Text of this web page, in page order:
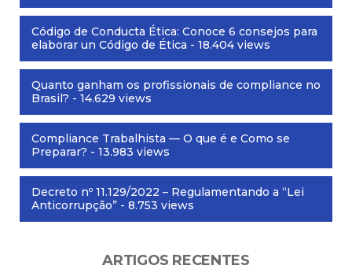
Código de Conducta Ética: Conoce 6 consejos para
elaborar un Código de Ética - 18.404 views
Quanto ganham os profissionais de compliance no
Brasil? - 14.629 views
Compliance Trabalhista — O que é e Como se
Preparar? - 13.983 views
Decreto nº 11.129/2022 – Regulamentando a “Lei
Anticorrupção” - 8.753 views
ARTIGOS RECENTES